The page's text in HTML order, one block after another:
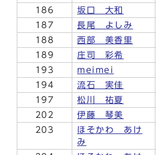
186
坂口 大和
187
長尾 よしみ
188
西部 美香里
189
庄司 彩希
193
meimei
194
流石 実佳
197
松川 祐夏
202
伊藤 琴美
203
ほそかわ あけ
み